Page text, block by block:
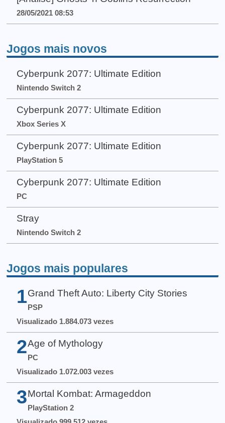
28/05/2021 08:53
Jogos mais novos
Cyberpunk 2077: Ultimate Edition
Nintendo Switch 2
Cyberpunk 2077: Ultimate Edition
Xbox Series X
Cyberpunk 2077: Ultimate Edition
PlayStation 5
Cyberpunk 2077: Ultimate Edition
PC
Stray
Nintendo Switch 2
Jogos mais populares
1 Grand Theft Auto: Liberty City Stories
PSP
Visualizado 1.884.073 vezes
2 Age of Mythology
PC
Visualizado 1.072.003 vezes
3 Mortal Kombat: Armageddon
PlayStation 2